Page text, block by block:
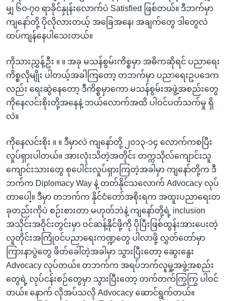
မျှ ၆၀-၇၀ ရာခိုင်နှုန်းလောက်ပဲ Satisfied ဖြစ်တယ်။ ဒီဘက်မှာ
ကျနော်တို့ ပိုလိုလားတယ့် အခြေအနေ၊ အချက်တွေ ဒါတွေလဲ
ထပ်ကျန်နေပါသေးတယ်။
ကိုသားညွှန့်ဦး ။ ။ အခု မသန်စွမ်းကိစ္စမှာ အဓိကဆိုရင် ပညာရေး
ကိစ္စလိုမျိုး ပါတယ့်အခါကြတော့ တဘက်မှာ ပညာရေးဥပဒေက
လည်း ရေးဆွဲနေတော့ ဒီကိစ္စမှာကော မသန်စွမ်းအဖွဲ့အစည်းတွေ
ကိုနေလင်းစိုးတို့အနေနဲ့ ဘယ်လောက်အထိ ပါဝင်ပတ်သက်မှု ရှိ
လဲ။
ကိုနေလင်းစိုး ။ ။ ဒီမှာလဲ ကျနော်တို့ ၂၀၁၃-၁၄ လောက်ကစပြီး
လှုပ်ရှားပါတယ်။ အားလုံးသိတဲ့အတိုင်း တက္ကသိုလ်ကျောင်းသူ
ကျောင်းသားတွေ စုပေါင်းလှုပ်ရှားကြတဲ့အခါမှာ ကျနော်တို့က ဒီ
ဘက်က Diplomacy Way နဲ့ တတ်နိုင်သလောက် Advocacy လုပ်
တာပေါ့။ ဒီမှာ တဘက်က နိုင်ငံတော်အစိုးရက အထူးပညာရေးတ
ခုတည်းကိုပဲ စဉ်းစားတာ မဟုတ်ဘဲနဲ့ ကျနော်တို့ရဲ့ inclusion
အသိုင်းအဝိုင်းတွင်းမှာ ဝင်ဆန့်နိုင်ဖို့ကို ပိုပြီးဖြစ်ထွန်းအားပေးတဲ့
လူတိုင်းအကြုံဝင်ပညာရေးကဏ္ဍတွေ ပါလာဖို့ လွှတ်တော်မှာ
ကြားနာပွဲတွေ ဖိတ်ခေါ်တဲ့အခါမှာ သွားပြီးတော့ ဆွေးနွေး
Advocacy လုပ်တယ်။ တဘက်က အရပ်ဘက်လူမှု့အဖွဲ့အစည်း
တွေရဲ့ လုပ်ငန်းစဉ်တွေမှာ သွားပြီးတော့ တက်တက်ကြွကြွ ပါဝင်
တယ်။ နောက် လိုအပ်သလို Advocacy ဆောင်ရွက်တယ်။